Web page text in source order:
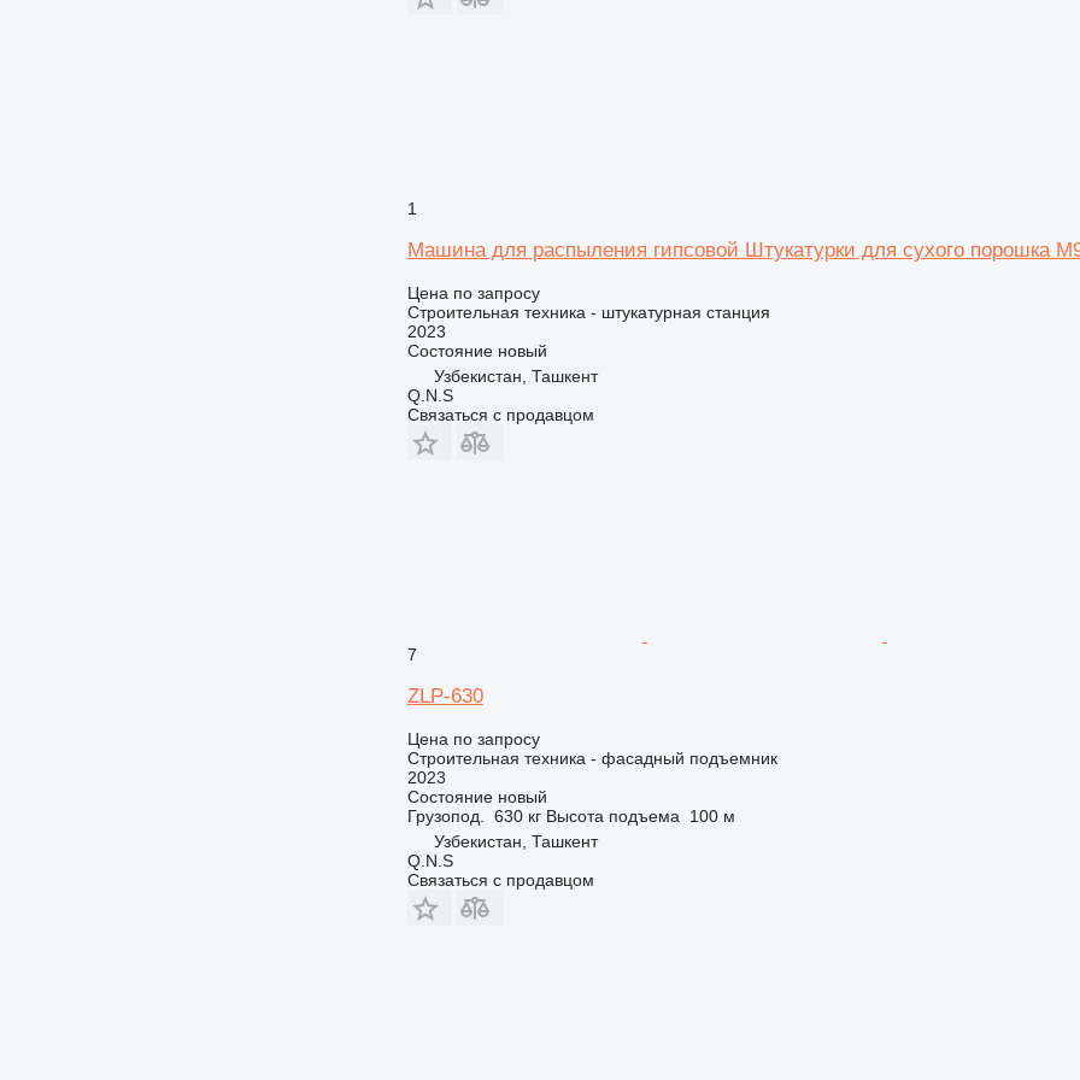
1
Машина для распыления гипсовой Штукатурки для сухого порошка
Цена по запросу
Строительная техника - штукатурная станция
2023
Состояниеновый
Узбекистан, Ташкент
Q.N.S
Связаться с продавцом
7
ZLP-630
Цена по запросу
Строительная техника - фасадный подъемник
2023
Состояниеновый
Грузопод.
630 кг Высота подъема
100 м
Узбекистан, Ташкент
Q.N.S
Связаться с продавцом